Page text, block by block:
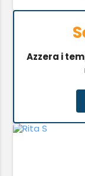
Azzera i